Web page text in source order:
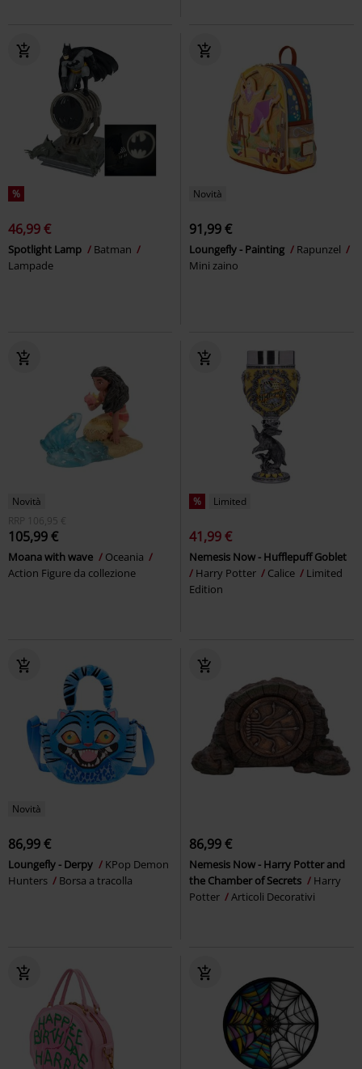
%
46,99 €
Spotlight Lamp
Batman
Lampade
Novità
91,99 €
Loungefly - Painting
Rapunzel
Mini zaino
Novità
RRP
106,95 €
105,99 €
Moana with wave
Oceania
Action Figure da collezione
% Limited
41,99 €
Nemesis Now - Hufflepuff Goblet
Harry Potter
Calice
Limited
Edition
Novità
86,99 €
Loungefly - Derpy
KPop Demon
Hunters
Borsa a tracolla
86,99 €
Nemesis Now - Harry Potter and
the Chamber of Secrets
Harry
Potter
Articoli Decorativi